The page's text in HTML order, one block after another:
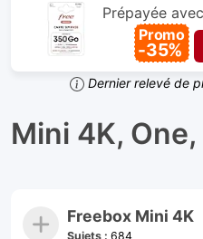
Prépayée
Promo
-35%
Dernier relevé de
Mini 4K, One,
Freebox Mini 4K
Sujets : 684